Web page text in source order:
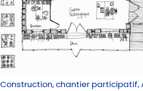
Construction, chantier participatif,